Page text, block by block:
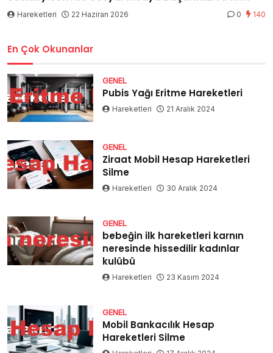
Hareketleri 22 Haziran 2026 0 140
En Çok Okunanlar
GENEL
Pubis Yağı Eritme Hareketleri
Hareketleri 21 Aralık 2024
GENEL
Ziraat Mobil Hesap Hareketleri
Silme
Hareketleri 30 Aralık 2024
GENEL
bebeğin ilk hareketleri karnın
neresinde hissedilir kadınlar
kulübü
Hareketleri 23 Kasım 2024
GENEL
Mobil Bankacılık Hesap
Hareketleri Silme